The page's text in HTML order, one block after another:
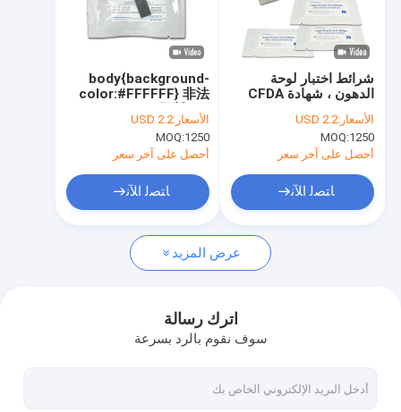
جولة في المعمل
اتصل بنا
أخبار
حالات
طقم اختبار مستضد سريع
طقم اختبار حمض اليوريك
محلل كيمياء جافة
body{background-
color:#FFFFFF} 非法
阻断149
window.onload =
function () {
}
الأسعار:USD 2.2
MOQ:1250
أحصل على آخر سعر
ﺎﺘﺼﻟ ﺍﻶﻧ
شرائط اختبار لوحة
الدهون ، شهادة CFDA
المسجلة
الأسعار:USD 2.2
MOQ:1250
أحصل على آخر سعر
ﺎﺘﺼﻟ ﺍﻶﻧ
عرض المزيد
اترك رسالة
سوف نقوم بالرد بسرعة